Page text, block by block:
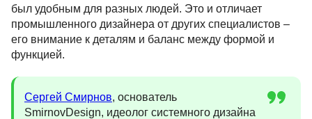
был удобным для разных людей. Это и отличает
промышленного дизайнера от других специалистов –
его внимание к деталям и баланс между формой и
функцией.
Сергей Смирнов, основатель
SmirnovDesign, идеолог системного дизайна